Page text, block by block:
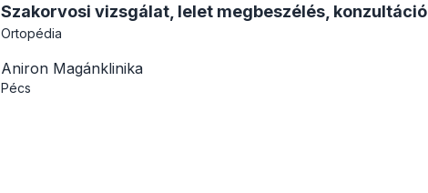
Szakorvosi vizsgálat, lelet megbeszélés, konzultáció
Ortopédia
Aniron Magánklinika
Pécs